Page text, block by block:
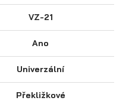
přívěsy
VZ-21
Ano
Univerzální
Překližkové